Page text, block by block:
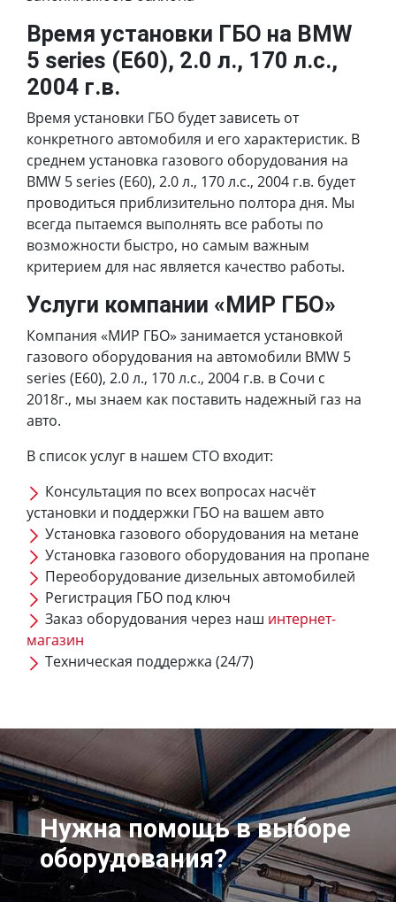
Время установки ГБО на BMW
5 series (E60), 2.0 л., 170 л.с.,
2004 г.в.
Время установки ГБО будет зависеть от
конкретного автомобиля и его характеристик. В
среднем установка газового оборудования на
BMW 5 series (E60), 2.0 л., 170 л.с., 2004 г.в. будет
проводиться приблизительно полтора дня. Мы
всегда пытаемся выполнять все работы по
возможности быстро, но самым важным
критерием для нас является качество работы.
Услуги компании «МИР ГБО»
Компания «МИР ГБО» занимается установкой
газового оборудования на автомобили BMW 5
series (E60), 2.0 л., 170 л.с., 2004 г.в. в Сочи с
2018г., мы знаем как поставить надежный газ на
авто.
В список услуг в нашем СТО входит:
Консультация по всех вопросах насчёт
установки и поддержки ГБО на вашем авто
Установка газового оборудования на метане
Установка газового оборудования на пропане
Переоборудование дизельных автомобилей
Регистрация ГБО под ключ
Заказ оборудования через наш интернет-
магазин
Техническая поддержка (24/7)
Нужна помощь в выборе
оборудования?